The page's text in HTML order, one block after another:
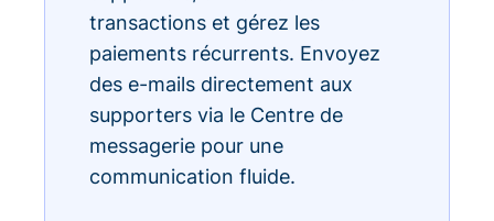
transactions et gérez les
paiements récurrents. Envoyez
des e-mails directement aux
supporters via le Centre de
messagerie pour une
communication fluide.